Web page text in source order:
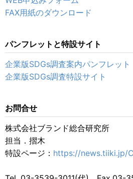
FAX用紙のダウンロード
パンフレットと特設サイト
企業版SDGs調査案内パンフレット
企業版SDGs調査特設サイト
お問合せ
株式会社ブランド総合研究所
担当．摺木
特設ページ： https://news.tiiki.jp/